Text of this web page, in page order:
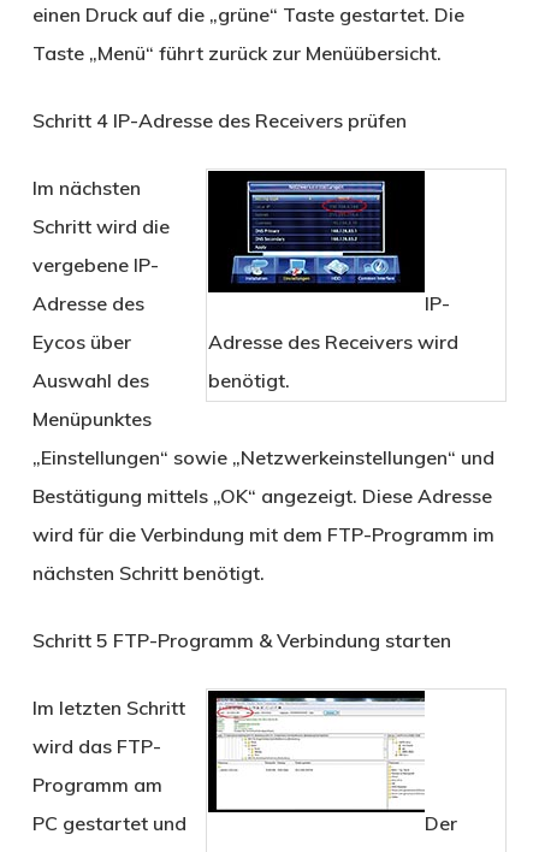
einen Druck auf die „grüne“ Taste gestartet. Die
Taste „Menü“ führt zurück zur Menüübersicht.
Schritt 4IP-Adresse des Receivers prüfen
IP-
Adresse des Receivers wird
benötigt.
Im nächsten
Schritt wird die
vergebene IP-
Adresse des
Eycos über
Auswahl des
Menüpunktes
„Einstellungen“ sowie „Netzwerkeinstellungen“ und
Bestätigung mittels „OK“ angezeigt. Diese Adresse
wird für die Verbindung mit dem FTP-Programm im
nächsten Schritt benötigt.
Schritt 5 FTP-Programm & Verbindung starten
Der
Im letzten Schritt
wird das FTP-
Programm am
PC gestartet und